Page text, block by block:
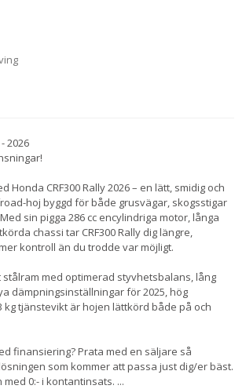
2026
Honda CRF300 Rally 2026 – en lätt, smidig och
hoj byggd för både grusvägar, skogsstigar
sin pigga 286 cc encylindriga motor, långa
chassi tar CRF300 Rally dig längre,
kontroll än du trodde var möjligt.
med optimerad styvhetsbalans, lång
dämpningsinställningar för 2025, hög
kg tjänstevikt är hojen lättkörd både på och
finansiering? Prata med en säljare så
som kommer att passa just dig/er bäst.
0:- i kontantinsats. ...